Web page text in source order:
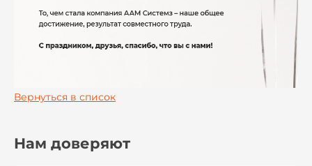
Вернуться в список
Нам доверяют